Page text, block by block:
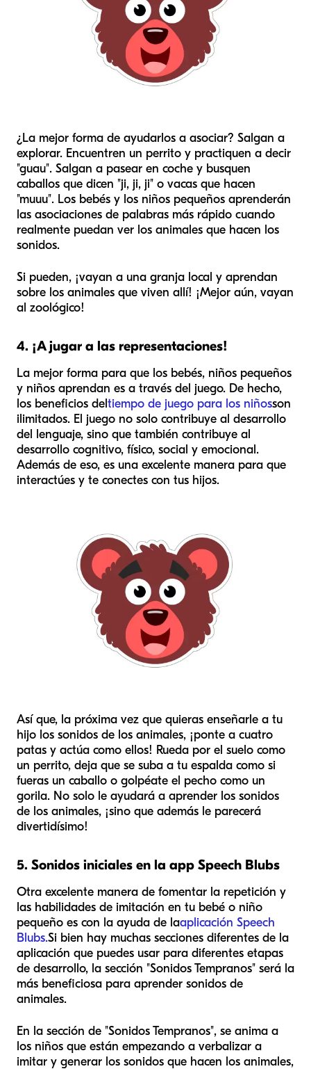
¿La mejor forma de ayudarlos a asociar? Salgan a
explorar. Encuentren un perrito y practiquen a decir
"guau". Salgan a pasear en coche y busquen
caballos que dicen "ji, ji, ji" o vacas que hacen
"muuu". Los bebés y los niños pequeños aprenderán
las asociaciones de palabras más rápido cuando
realmente puedan ver los animales que hacen los
sonidos.
Si pueden, ¡vayan a una granja local y aprendan
sobre los animales que viven allí! ¡Mejor aún, vayan
al zoológico!
4. ¡A jugar a las representaciones!
La mejor forma para que los bebés, niños pequeños
y niños aprendan es a través del juego. De hecho,
los beneficios deltiempo de juego para los niñosson
ilimitados. El juego no solo contribuye al desarrollo
del lenguaje, sino que también contribuye al
desarrollo cognitivo, físico, social y emocional.
Además de eso, es una excelente manera para que
interactúes y te conectes con tus hijos.
Así que, la próxima vez que quieras enseñarle a tu
hijo los sonidos de los animales, ¡ponte a cuatro
patas y actúa como ellos! Rueda por el suelo como
un perrito, deja que se suba a tu espalda como si
fueras un caballo o golpéate el pecho como un
gorila. No solo le ayudará a aprender los sonidos
de los animales, ¡sino que además le parecerá
divertidísimo!
5. Sonidos iniciales en la app Speech Blubs
Otra excelente manera de fomentar la repetición y
las habilidades de imitación en tu bebé o niño
pequeño es con la ayuda de laaplicación Speech
Blubs.Si bien hay muchas secciones diferentes de la
aplicación que puedes usar para diferentes etapas
de desarrollo, la sección "Sonidos Tempranos" será la
más beneficiosa para aprender sonidos de
animales.
En la sección de "Sonidos Tempranos", se anima a
los niños que están empezando a verbalizar a
imitar y generar los sonidos que hacen los animales,